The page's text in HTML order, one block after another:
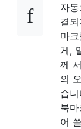
자
결
마
게,
께
의
습
북
어